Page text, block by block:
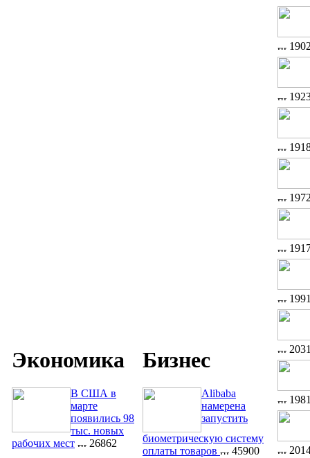
Экономика
В США в
марте
появились 98
тыс. новых
рабочих мест
26862
Бизнес
Alibaba
намерена
запустить
биометрическую систему
оплаты товаров
45900